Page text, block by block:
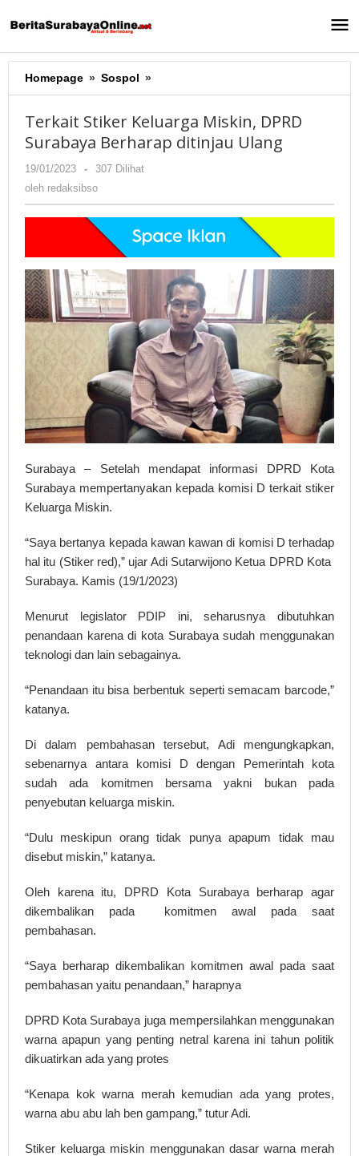
ke
Homepage » Sospol »
Stiker
Miskin,
DPRD
Terkait Stiker Keluarga Miskin, DPRD
Surabaya Berharap ditinjau Ulang
19/01/2023
oleh
redaksibso
-
307 Dilihat
oleh redaksibso
Surabaya – Setelah mendapat informasi DPRD Kota
Surabaya mempertanyakan kepada komisi D terkait stiker
Keluarga Miskin.
“Saya bertanya kepada kawan kawan di komisi D terhadap
hal itu (Stiker red),” ujar Adi Sutarwijono Ketua DPRD Kota
Surabaya. Kamis (19/1/2023)
Menurut legislator PDIP ini, seharusnya dibutuhkan
penandaan karena di kota Surabaya sudah menggunakan
teknologi dan lain sebagainya.
“Penandaan itu bisa berbentuk seperti semacam barcode,”
katanya.
Di dalam pembahasan tersebut, Adi mengungkapkan,
sebenarnya antara komisi D dengan Pemerintah kota
sudah ada komitmen bersama yakni bukan pada
penyebutan keluarga miskin.
“Dulu meskipun orang tidak punya apapum tidak mau
disebut miskin,” katanya.
Oleh karena itu, DPRD Kota Surabaya berharap agar
dikembalikan pada komitmen awal pada saat
pembahasan.
“Saya berharap dikembalikan komitmen awal pada saat
pembahasan yaitu penandaan,” harapnya
DPRD Kota Surabaya juga mempersilahkan menggunakan
warna apapun yang penting netral karena ini tahun politik
dikuatirkan ada yang protes
“Kenapa kok warna merah kemudian ada yang protes,
warna abu abu lah ben gampang,” tutur Adi.
Stiker keluarga miskin menggunakan dasar warna merah